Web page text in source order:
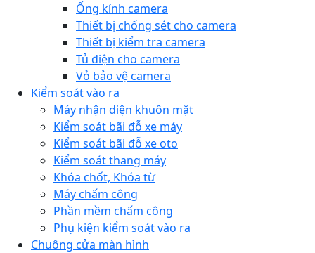
Ống kính camera
Thiết bị chống sét cho camera
Thiết bị kiểm tra camera
Tủ điện cho camera
Vỏ bảo vệ camera
Kiểm soát vào ra
Máy nhận diện khuôn mặt
Kiểm soát bãi đỗ xe máy
Kiểm soát bãi đỗ xe oto
Kiểm soát thang máy
Khóa chốt, Khóa từ
Máy chấm công
Phần mềm chấm công
Phụ kiện kiểm soát vào ra
Chuông cửa màn hình